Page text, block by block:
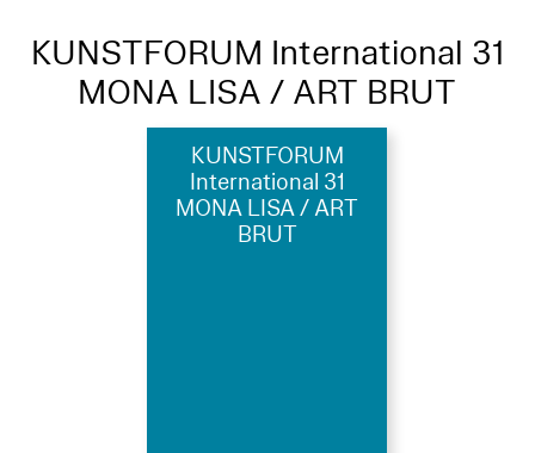
KUNSTFORUM International 31
MONA LISA / ART BRUT
KUNSTFORUM
International 31
MONA LISA / ART
BRUT